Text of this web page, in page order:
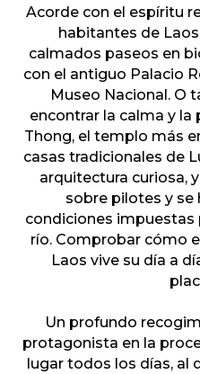
Acorde con el espíritu
habitantes de
calmados paseos en
con el antiguo Palacio
Museo Nacional. O
encontrar la calma y la
Thong, el templo más
casas tradicionales de
arquitectura curiosa,
sobre pilotes y se
condiciones impuestas
río. Comprobar cómo
Laos vive su día a
Un profundo
protagonista en la
lugar todos los días, al